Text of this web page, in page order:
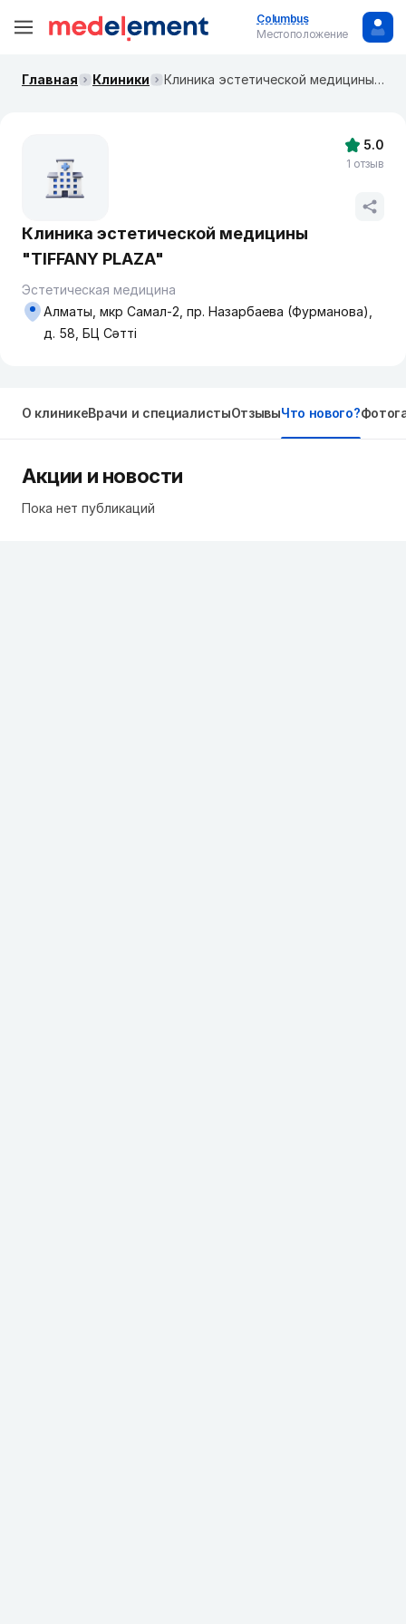
Columbus
Местоположение
Главная Клиники Клиника эстетической медицины "TIFFANY PLAZA"
Клиника эстетической медицины
"TIFFANY PLAZA"
Эстетическая медицина
Алматы, мкр Самал-2, пр. Назарбаева (Фурманова),
д. 58, БЦ Сәтті
5.0
1 отзыв
О клиникеВрачи и специалистыОтзывыЧто нового?
Акции и новости
Пока нет публикаций